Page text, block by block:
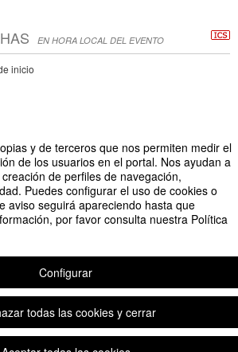
y de terceros que nos permiten medir el
de los usuarios en el portal. Nos ayudan a
de perfiles de navegación,
Puedes configurar el uso de cookies o
aviso seguirá apareciendo hasta que
por favor consulta nuestra Política
Configurar
todas las cookies y cerrar
EN HORA LOCAL DEL EVENTO
inicio
de Teología Moral y Praxis de la Vida
de organización de eventos Symposium